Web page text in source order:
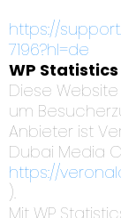
https://
7196?hl=de
WP Statistics
Diese
um
Anbieter ist
Dubai Media
https://
).
Mit WP